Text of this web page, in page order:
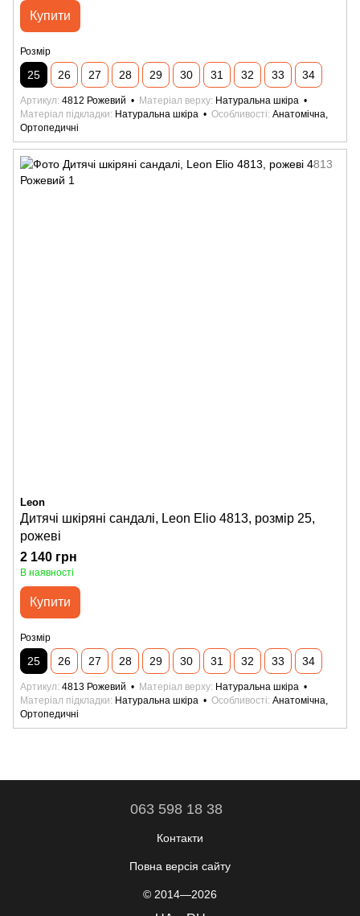
Купити
Розмір
25 26 27 28 29 30 31 32 33 34
Артикул 4812 Рожевий Матеріал верху Натуральна шкіра
Матеріал підкладки
Натуральна шкіра Особливості Анатомічна,
Ортопедичні
Leon
Дитячі шкіряні сандалі, Leon Elio 4813, розмір 25,
рожеві
2 140 грн
В наявності
Купити
Розмір
25 26 27 28 29 30 31 32 33 34
Артикул 4813 Рожевий Матеріал верху Натуральна шкіра
Матеріал підкладки
Натуральна шкіра Особливості Анатомічна,
Ортопедичні
063 598 18 38
Контакти
Повна версія сайту
© 2014—2026